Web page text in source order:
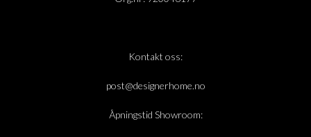
Kontakt oss:
post@designerhome.no
Åpningstid Showroom: